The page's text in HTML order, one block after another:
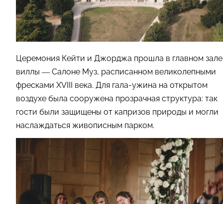
Церемония Кейти и Джорджа прошла в главном зале
виллы — Салоне Муз, расписанном великолепными
фресками XVIII века. Для гала-ужина на открытом
воздухе была сооружена прозрачная структура: так
гости были защищены от капризов природы и могли
наслаждаться живописным парком.